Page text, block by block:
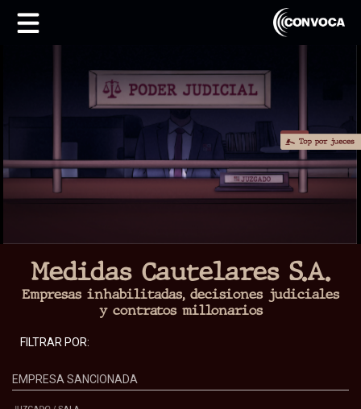
Medidas Cautelares S.A.
Empresas inhabilitadas, decisiones judiciales
y contratos millonarios
FILTRAR POR:
EMPRESA SANCIONADA